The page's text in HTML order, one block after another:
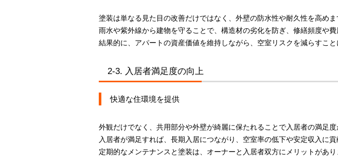
塗装は単なる見た目の改善だけではなく、外壁の防水性や耐久性を高めま
雨水や紫外線から建物を守ることで、構造材の劣化を防ぎ、修繕頻度や費
結果的に、アパートの資産価値を維持しながら、空室リスクを減らすこと
2-3. 入居者満足度の向上
快適な住環境を提供
外観だけでなく、共用部分や外壁が綺麗に保たれることで入居者の満足度
入居者が満足すれば、長期入居につながり、空室率の低下や安定収入に貢
定期的なメンテナンスと塗装は、オーナーと入居者双方にメリットがあり